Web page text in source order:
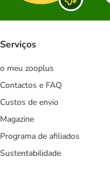
Serviços
o meu zooplus
Contactos e FAQ
Custos de envio
Magazine
Programa de afiliados
Sustentabilidade